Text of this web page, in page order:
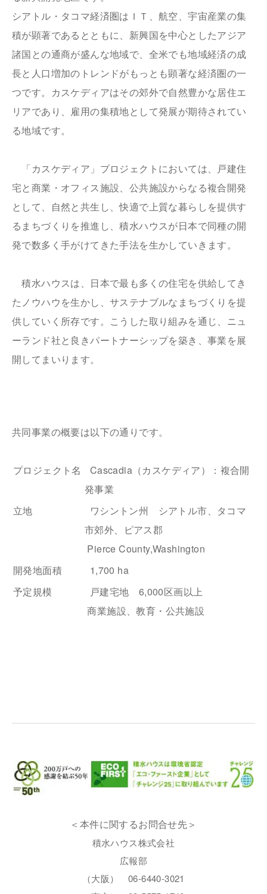
シアトル・タコマ経済圏はＩＴ、航空、宇宙産業の集
積が顕著であるとともに、新興国を中心としたアジア
諸国との通商が盛んな地域で、 全米でも地域経済の成
長と人口増加のトレンドがもっとも顕著な経済圏の一
つです。カスケディアはその郊外で自然豊かな居住エ
リアであり、雇用の集積地として発展が期待されてい
る地域です。
「カスケディア」プロジェクトにおいては、戸建住
宅と商業・オフィス施設、公共施設からなる複合開発
として、自然と共生し、快適で上質な暮らしを提供す
るまちづくりを推進し、積水ハウスが日本で同種の開
発で数多く手がけてきた手法を生かしていきます。
積水ハウスは、日本で最も多くの住宅を供給してき
たノウハウを生かし、サステナブルなまちづくりを提
供していく所存です。こうした取り組みを通じ、ニュ
ーランド社と良きパートナーシップを築き、事業を展
開してまいります。
共同事業の概要は以下の通りです。
プロジェクト名
Cascadia（カスケディア）：複合開
発事業
立地
ワシントン州 シアトル市、タコマ
市郊外、ピアス郡
Pierce County,Washington
開発地面積
1,700 ha
予定規模
戸建宅地 6,000区画以上
商業施設、教育・公共施設
＜本件に関するお問合せ先＞
積水ハウス株式会社
広報部
（大阪） 06-6440-3021